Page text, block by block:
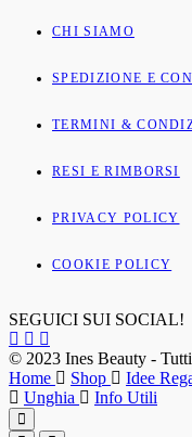
CHI SIAMO
SPEDIZIONE E
TERMINI &
RESI E RIMBORSI
PRIVACY POLICY
COOKIE POLICY
SEGUICI SUI SOCIAL!
© 2023 Ines Beauty -
Home
Shop Idee
Unghia
Info Utili